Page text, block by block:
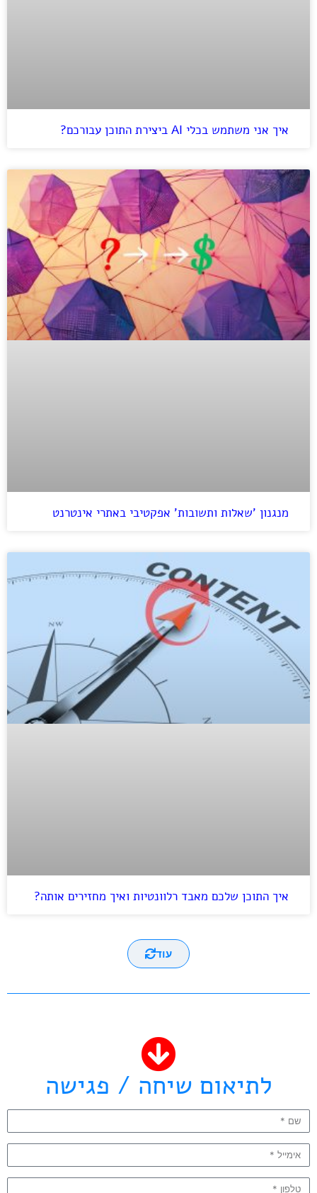
איך אני משתמש בכלי AI ביצירת התוכן עבורכם?
מנגנון 'שאלות ותשובות' אפקטיבי באתרי אינטרנט
איך התוכן שלכם מאבד רלוונטיות ואיך מחזירים אותה?
עוד
לתיאום שיחה / פגישה